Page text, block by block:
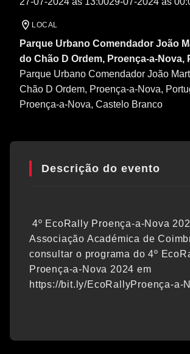
LOCAL
Parque Urbano Comendador João
do Chão D Ordem, Proença-a-Nova,
Parque Urbano Comendador João
Chão D Ordem, Proença-a-Nova,
Proença-a-Nova, Castelo Branco
Descrição do evento
4º EcoRally Proença-a-Nova
Associação Académica de
consultar o programa do 4º
Proença-a-Nova 2024 em
https://bit.ly/EcoRallyProença-a-